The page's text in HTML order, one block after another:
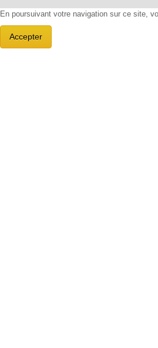
En poursuivant votre navigation sur ce site,
Accepter